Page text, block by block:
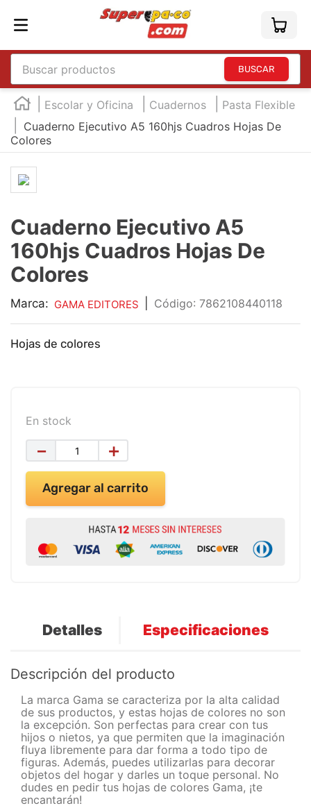
Buscar productos
Escolar y Oficina Cuadernos
Pasta Flexible
Cuaderno Ejecutivo A5 160hjs Cuadros Hojas De
Colores
Cuaderno Ejecutivo A5
160hjs Cuadros Hojas De
Colores
Marca: GAMA EDITORES : 7862108440118
Hojas de colores
En stock
＋
－
Agregar al carrito
Detalles Especificaciones
Descripción del producto
La marca Gama se caracteriza por la alta calidad
de sus productos, y estas hojas de colores no son
la excepción. Son perfectas para crear con tus
hijos o nietos, ya que permiten que la imaginación
fluya libremente para dar forma a todo tipo de
figuras. Además, puedes utilizarlas para decorar
objetos del hogar y darles un toque personal. No
dudes en pedir tus hojas de colores Gama, ¡te
encantarán!
TÉRMINOS MÁS BUSCADOS
1.
england
2.
marcador e300
3.
4.
mouse
6.
marcadores
audifonos
10 . masa moldear vaso 150gr